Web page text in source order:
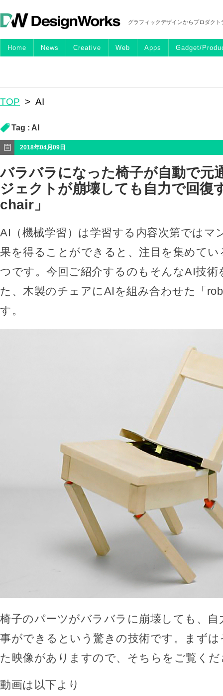
グラフィックデザインからプロダク
Home News Creative Web Apps Gadget/
TOP > AI
Tag : AI
2018年04月09日
バラバラになった椅子が自動で元
ジェクトが崩壊しても自力で回復
chair」
AI（機械学習）は学習する内容次第ではマ
果を得ることができると、注目を集めて
つです。今回ご紹介するのもそんなAI技術
た、木製のチェアにAIを組み合わせた「
す。
椅子のパーツがバラバラに崩壊しても、自
事ができるという驚きの技術です。まず
た映像がありますので、そちらをご覧く
動画は以下より